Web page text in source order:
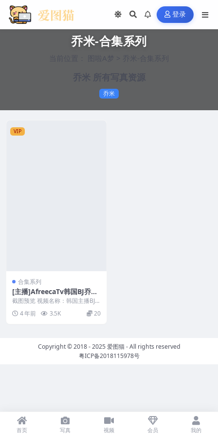
登录
乔米-合集系列
乔米
VIP
合集系列
[主播]AfreecaTv韩国BJ乔米
21年9.11月精选舞蹈合集[55
v/12.6G]
截图预览 视频名称：韩国主播BJ乔
米21年9.11月精选舞蹈合集/p>
文...4 年前 3.5K 20
Copyright © 2018 - 2025爱图猫- All rights reserved
粤ICP备2018115978号
首页 写真 视频 会员 我的